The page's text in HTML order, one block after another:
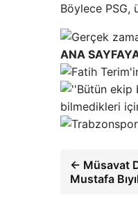
Böylece PSG,
ANA
bilmedikleri
← Müsavat
Mustafa